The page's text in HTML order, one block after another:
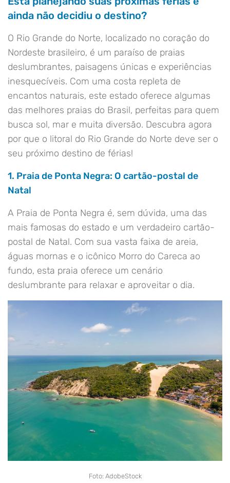
ainda não decidiu o destino?
O Rio Grande do Norte, localizado no coração do
Nordeste brasileiro, é um paraíso de praias
deslumbrantes, paisagens únicas e experiências
inesquecíveis. Com uma costa repleta de
encantos naturais, este estado oferece algumas
das melhores praias do Brasil, perfeitas para quem
busca sol, mar e muita diversão. Descubra agora
por que o litoral do Rio Grande do Norte deve ser o
seu próximo destino de férias!
1. Praia de Ponta Negra: O cartão-postal de
Natal
A Praia de Ponta Negra é, sem dúvida, uma das
mais famosas do estado e um verdadeiro cartão-
postal de Natal. Com sua vasta faixa de areia,
águas mornas e o icônico Morro do Careca ao
fundo, esta praia oferece um cenário
deslumbrante para relaxar e aproveitar o dia.
Foto: AdobeStock